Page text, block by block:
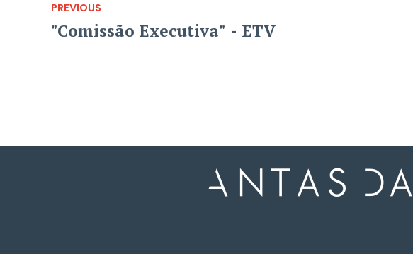
PREVIOUS
"Comissão Executiva" - ETV